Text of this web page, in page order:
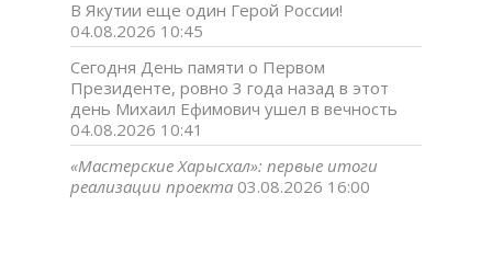
В Якутии еще один Герой России!
04.08.2026 10:45
Сегодня День памяти о Первом
Президенте, ровно 3 года назад в этот
день Михаил Ефимович ушел в вечность
04.08.2026 10:41
«Мастерские Харысхал»: первые итоги
реализации проекта 03.08.2026 16:00